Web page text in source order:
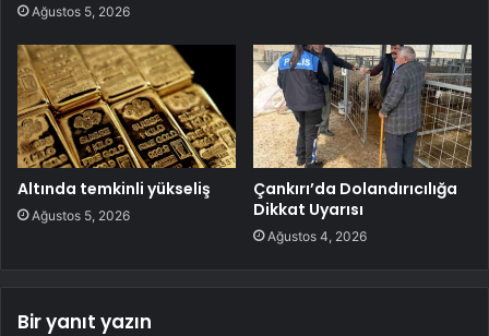
Ağustos 5, 2026
Altında temkinli yükseliş
Ağustos 5, 2026
Çankırı’da Dolandırıcılığa
Dikkat Uyarısı
Ağustos 4, 2026
Bir yanıt yazın